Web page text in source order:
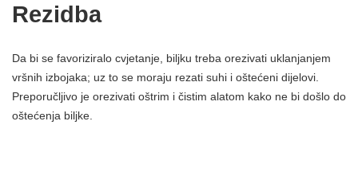
Rezidba
Da bi se favoriziralo cvjetanje, biljku treba orezivati ​​uklanjanjem
vršnih izbojaka; uz to se moraju rezati suhi i oštećeni dijelovi.
Preporučljivo je orezivati ​​oštrim i čistim alatom kako ne bi došlo do
oštećenja biljke.